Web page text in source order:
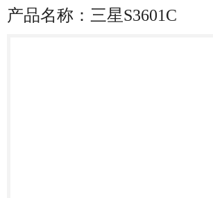
产品名称：三星S3601C